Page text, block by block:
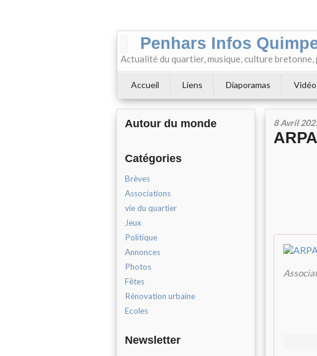
Penhars Infos
Actualité du quartier, musique, culture
Accueil Liens Diaporamas
Autour du monde
Catégories
Brèves
Associations
vie du quartier
Jeux
Politique
Annonces
Photos
Fêtes
Rénovation urbaine
Ecoles
Newsletter
8 Avril